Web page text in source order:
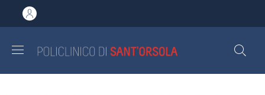
al contenuto principale
to footer content